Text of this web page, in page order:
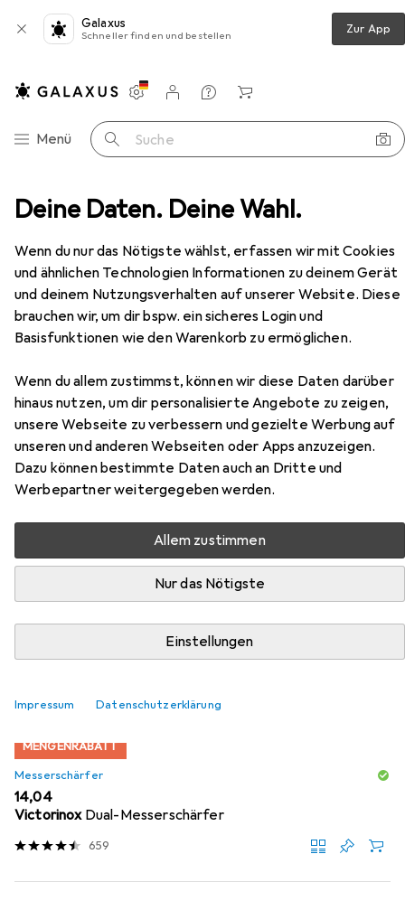
Deine Daten. Deine Wahl.
Wenn du nur das Nötigste wählst, erfassen wir mit Cookies
und ähnlichen Technologien Informationen zu deinem Gerät
und deinem Nutzungsverhalten auf unserer Website. Diese
brauchen wir, um dir bspw. ein sicheres Login und
Basisfunktionen wie den Warenkorb zu ermöglichen.
Wenn du allem zustimmst, können wir diese Daten darüber
hinaus nutzen, um dir personalisierte Angebote zu zeigen,
unsere Webseite zu verbessern und gezielte Werbung auf
unseren und anderen Webseiten oder Apps anzuzeigen.
Dazu können bestimmte Daten auch an Dritte und
Werbepartner weitergegeben werden.
Allem zustimmen
Nur das Nötigste
Einstellungen
Impressum Datenschutzerklärung
Galaxus
Schneller finden und bestellen Zur App
Navigation nach Kategorien
Menü Suche
Einstellungen
Kundenkonto
Vergleichslisten
Merklisten
Warenkorb
Samura SHADOW Kitchen knife Small Chef's 166 mm
SamuraSHADOW Kitchen knife Small
Chef's 166 mm
16.60 cm
Zubehör für Samura SHADOW
Kitchen knife Small Chef's 166
mm
Hier findest du passendes Zubehör zum Produkt Samura
SHADOW Kitchen knife Small Chef's 166 mm aus den
Kategorien Messerschärfer und Schneidebrett.
Messerschärfer Schneidebrett
MENGENRABATT
Messerschärfer
EUR
14,04
Victorinox Dual-Messerschärfer
659